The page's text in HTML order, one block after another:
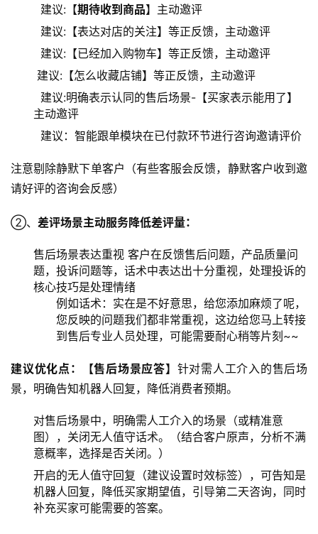
建议:【期待收到商品】主动邀评
建议:【表达对店的关注】等正反馈，主动邀评
建议:【已经加入购物车】等正反馈，主动邀评
建议:【怎么收藏店铺】等正反馈，主动邀评
建议:明确表示认同的售后场景-【买家表示能用了】
主动邀评
建议：智能跟单模块在已付款环节进行咨询邀请评价
注意剔除静默下单客户（有些客服会反馈，静默客户收到邀
请好评的咨询会反感）
②、 差评场景主动服务降低差评量：
售后场景表达重视 客户在反馈售后问题，产品质量问
题，投诉问题等，话术中表达出十分重视，处理投诉的
核心技巧是处理情绪
例如话术：实在是不好意思，给您添加麻烦了呢，
您反映的问题我们都非常重视，这边给您马上转接
到售后专业人员处理，可能需要耐心稍等片刻~~
建议优化点：【售后场景应答】 针对需人工介入的售后场
景，明确告知机器人回复，降低消费者预期。
对售后场景中，明确需人工介入的场景（或精准意
图），关闭无人值守话术。（结合客户原声，分析不满
意概率，选择是否关闭。）
开启的无人值守回复（建议设置时效标签），可告知是
机器人回复，降低买家期望值，引导第二天咨询，同时
补充买家可能需要的答案。